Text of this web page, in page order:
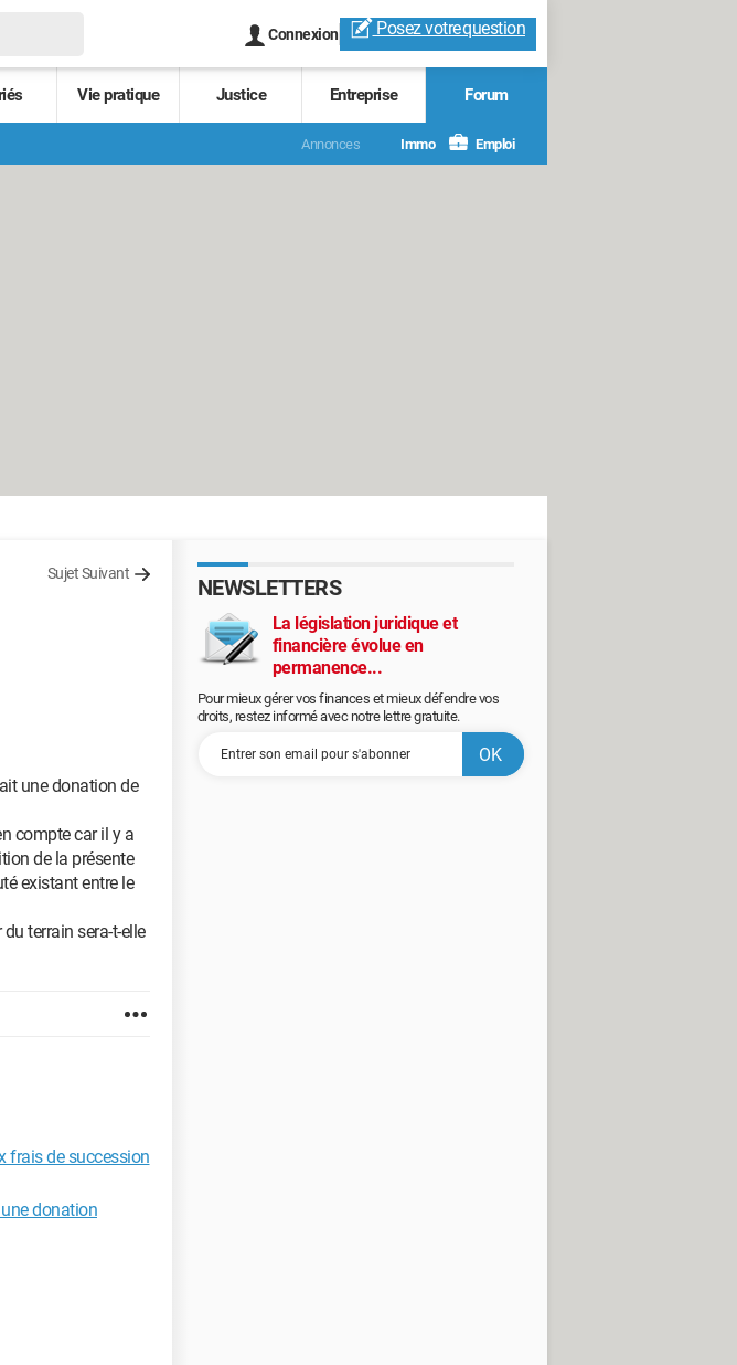
Connexion Posez votrequestion
Vie pratique Justice Entreprise Forum
Annonces Immo Emploi
Sujet Suivant
une donation de
compte car il y a
de la présente
existant entre le
terrain sera-t-elle
frais de succession
donation
NEWSLETTERS
La législation juridique et
financière évolue en
permanence...
Pour mieux gérer vos finances et mieux défendre vos
droits, restez informé avec notre lettre gratuite.